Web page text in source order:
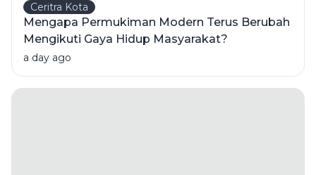
Ceritra Kota
Mengapa Permukiman Modern Terus Berubah
Mengikuti Gaya Hidup Masyarakat?
a day ago